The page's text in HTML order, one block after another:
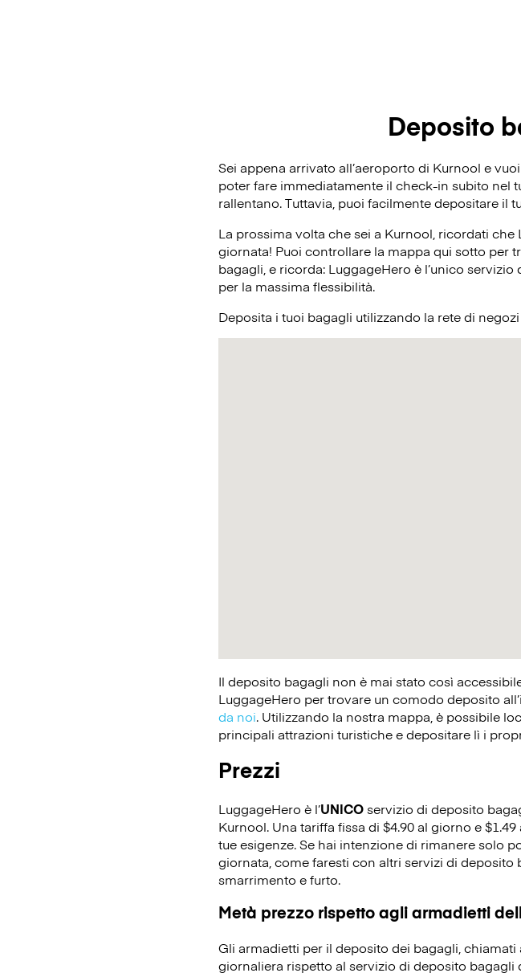
Deposito
Sei appena arrivato all’aeroporto di Kurnool e
poter fare immediatamente il check-in subito nel
rallentano. Tuttavia, puoi facilmente depositare il
La prossima volta che sei a Kurnool, ricordati
giornata! Puoi controllare la mappa qui sotto per
bagagli, e ricorda: LuggageHero è l’unico
per la massima flessibilità.
Deposita i tuoi bagagli utilizzando la rete di
Il deposito bagagli non è mai stato così
LuggageHero per trovare un comodo deposito
da noi. Utilizzando la nostra mappa, è possibile
principali attrazioni turistiche e depositare lì i
Prezzi
LuggageHero è l’UNICOservizio di deposito
Kurnool. Una tariffa fissa di $4.90 al giorno e
tue esigenze. Se hai intenzione di rimanere solo
giornata, come faresti con altri servizi di deposito
smarrimento e furto.
Metà prezzo rispetto agli armadietti
Gli armadietti per il deposito dei bagagli,
giornaliera rispetto al servizio di deposito bagagli